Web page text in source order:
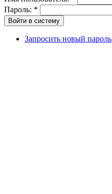
Пароль: *
Запросить новый пароль